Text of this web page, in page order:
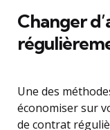
Changer
Une des
économiser sur
de contrat